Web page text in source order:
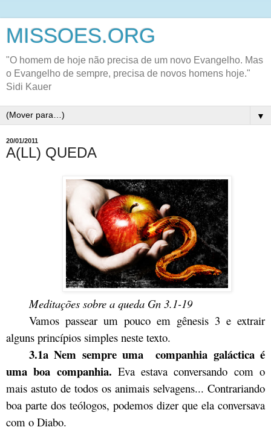
MISSOES.ORG
"O homem de hoje não precisa de um novo Evangelho. Mas
o Evangelho de sempre, precisa de novos homens hoje."
Sidi Kauer
▼
20/01/2011
A(LL) QUEDA
Meditações sobre a queda Gn 3.1-19
Vamos passear um pouco em gênesis 3 e extrair
alguns princípios simples neste texto.
3.1a Nem sempre uma companhia galáctica é
uma boa companhia. Eva estava conversando com o
mais astuto de todos os animais selvagens... Contrariando
boa parte dos teólogos, podemos dizer que ela conversava
com o Diabo.